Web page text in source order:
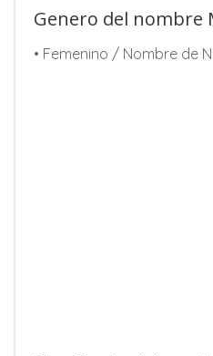
Genero del nombre
• Femenino / Nombre de